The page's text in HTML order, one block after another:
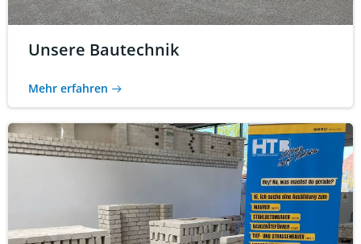
Unsere Bautechnik
Mehr erfahren